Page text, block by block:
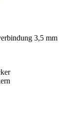
3,5 mm